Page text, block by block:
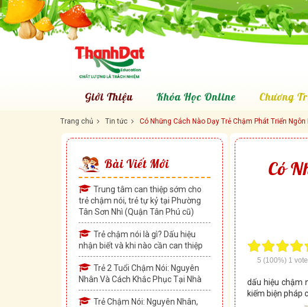
Giới Thiệu Khóa Học Online Chương
Trang chủ Tin tức Có Những Cách Nào Dạy Trẻ Chậm Phát Triển Ngôn
Bài Viết Mới
Trung tâm can thiệp sớm cho
trẻ chậm nói, trẻ tự kỷ tại Phường
Tân Sơn Nhì (Quận Tân Phú cũ)
Trẻ chậm nói là gì? Dấu hiệu
nhận biết và khi nào cần can thiệp
Trẻ 2 Tuổi Chậm Nói: Nguyên
Nhân Và Cách Khắc Phục Tại Nhà
Trẻ Chậm Nói: Nguyên Nhân,
Có
5 (100%) 1 vote
dấu hiệu chậm
kiếm biện pháp